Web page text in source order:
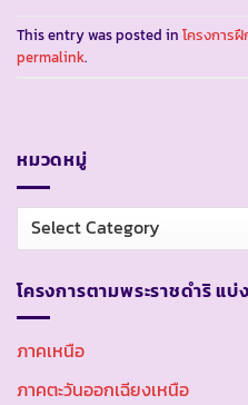
This entry was posted in โครงการ
permalink.
หมวดหมู่
หมวด
หมู่
โครงการตามพระราชดำริ แ
ภาคเหนือ
ภาคตะวันออกเฉียงเหนือ